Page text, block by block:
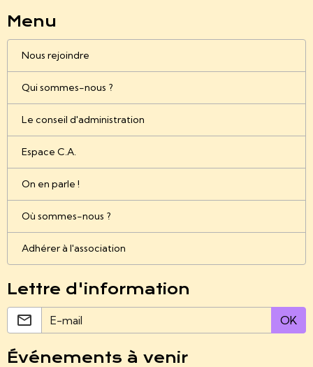
Menu
Nous rejoindre
Qui sommes-nous ?
Le conseil d'administration
Espace C.A.
On en parle !
Où sommes-nous ?
Adhérer à l'association
Lettre d'information
OK
Événements à venir